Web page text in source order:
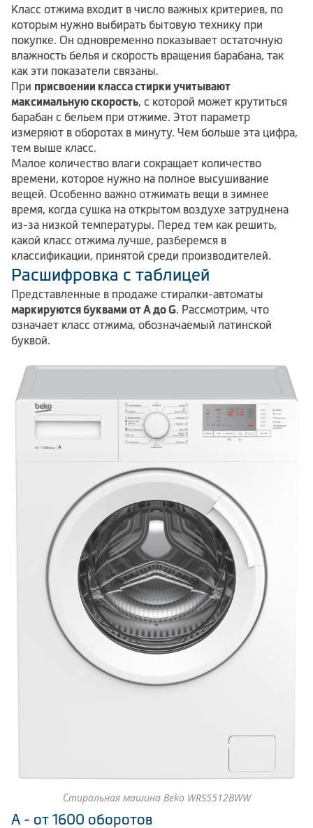
Класс отжима входит в число важных критериев, по
которым нужно выбирать бытовую технику при
покупке. Он одновременно показывает остаточную
влажность белья и скорость вращения барабана, так
как эти показатели связаны.
При присвоении класса стирки учитывают
максимальную скорость, с которой может крутиться
барабан с бельем при отжиме. Этот параметр
измеряют в оборотах в минуту. Чем больше эта цифра,
тем выше класс.
Малое количество влаги сокращает количество
времени, которое нужно на полное высушивание
вещей. Особенно важно отжимать вещи в зимнее
время, когда сушка на открытом воздухе затруднена
из-за низкой температуры. Перед тем как решить,
какой класс отжима лучше, разберемся в
классификации, принятой среди производителей.
Расшифровка с таблицей
Представленные в продаже стиралки-автоматы
маркируются буквами от A до G. Рассмотрим, что
означает класс отжима, обозначаемый латинской
буквой.
Стиральная машина Beko WRS5512BWW
А - от 1600 оборотов